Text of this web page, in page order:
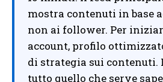
mostra contenuti in base
non ai follower. Per
account, profilo
di strategia sui contenuti.
tutto quello che serve